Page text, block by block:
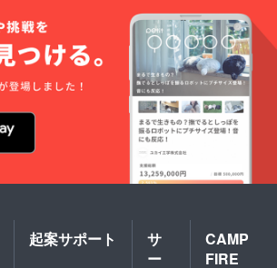
せん
が、ご
了承く
ださ
い。
起案サポート
サ
ー
CAMP
FIRE